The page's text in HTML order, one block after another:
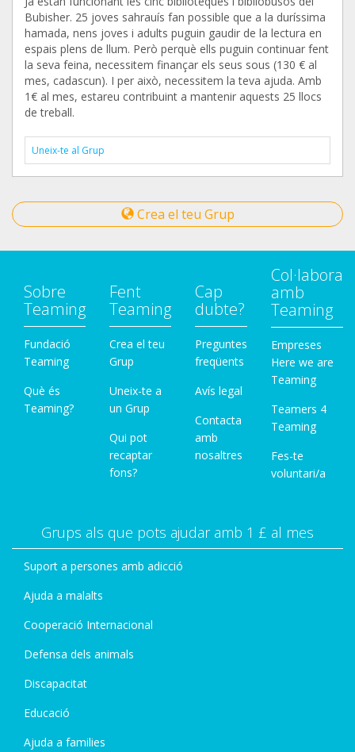
Bubisher. 25 joves sahrauís fan possible que a la duríssima
hamada, nens joves i adults puguin gaudir de la lectura en
espais plens de llum. Però perquè ells puguin continuar fent
la seva feina, necessitem finançar els seus sous (130 € al
mes, cadascun). I per això, necessitem la teva ajuda. Amb
1€ al mes, estareu contribuint a mantenir aquests 25 llocs
de treball.
Uneix-te al Grup
Crea el teu Grup
Sobre
Teaming
Fundació
Teaming
Què és
Teaming?
Fent
Teaming
Crea el teu
Grup
Uneix-te a
un Grup
Qui pot
recaptar
fons?
Cap
dubte?
Preguntes
freqüents
Avís legal
Contacta
amb
nosaltres
Col·labora
amb
Teaming
Empreses
Here we are
Teaming
Teamers 4
Teaming
Fes-te
voluntari/a
Grups als que pots ajudar amb 1 £ al mes
Suport a persones amb adicció
Ajuda a malalts
Cooperació Internacional
Defensa dels animals
Discapacitat
Educació
Ajuda a families